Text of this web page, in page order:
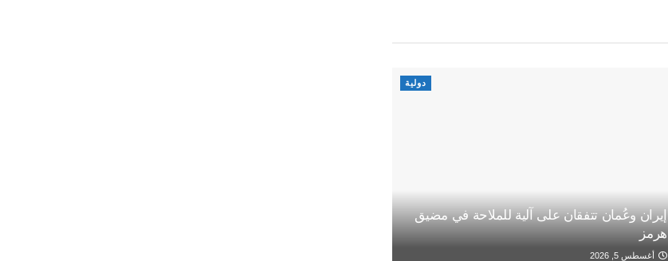
دولية
إيران وعُمان تتفقان على آلية للملاحة في مضيق
هرمز
أغسطس 5, 2026